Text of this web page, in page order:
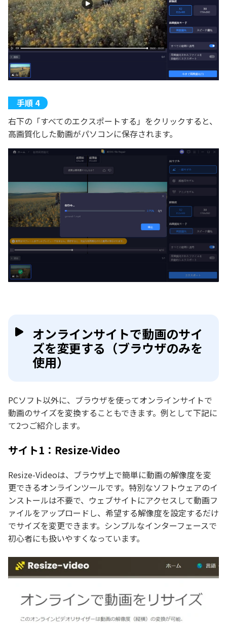
右下の「すべてのエクスポートする」をクリックすると、
高画質化した動画がパソコンに保存されます。
オンラインサイトで動画のサイ
ズを変更する（ブラウザのみを
使用）
PCソフト以外に、ブラウザを使ってオンラインサイトで
動画のサイズを変換することもできます。例として下記に
て2つご紹介します。
サイト1：Resize-Video
Resize-Videoは、ブラウザ上で簡単に動画の解像度を変
更できるオンラインツールです。特別なソフトウェアのイ
ンストールは不要で、ウェブサイトにアクセスして動画フ
ァイルをアップロードし、希望する解像度を設定するだけ
でサイズを変更できます。シンプルなインターフェースで
初心者にも扱いやすくなっています。